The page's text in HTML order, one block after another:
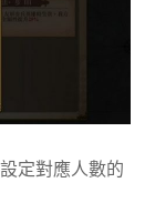
定對應人數的